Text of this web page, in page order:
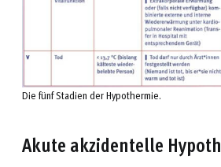
Die fünf Stadien der Hypothermie.
Akute akzidentelle